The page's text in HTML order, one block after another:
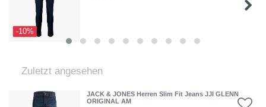
-10%
Zuletzt angesehen
JACK & JONES Herren Slim Fit Jeans JJI GLENN
ORIGINAL AM